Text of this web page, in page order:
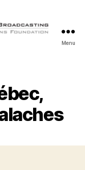
Menu